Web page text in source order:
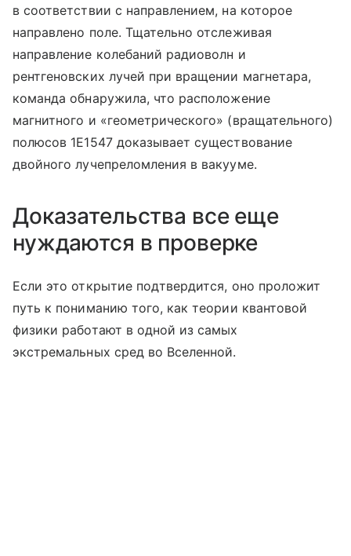
в соответствии с направлением, на которое
направлено поле. Тщательно отслеживая
направление колебаний радиоволн и
рентгеновских лучей при вращении магнетара,
команда обнаружила, что расположение
магнитного и «геометрического» (вращательного)
полюсов 1E1547 доказывает существование
двойного лучепреломления в вакууме.
Доказательства все еще
нуждаются в проверке
Если это открытие подтвердится, оно проложит
путь к пониманию того, как теории квантовой
физики работают в одной из самых
экстремальных сред во Вселенной.